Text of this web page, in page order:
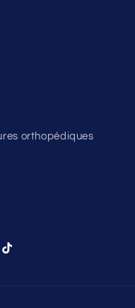
orthopédiques
TikTok